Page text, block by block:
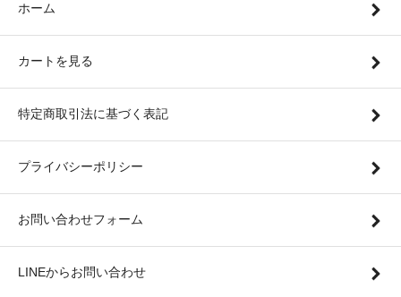
ホーム
カートを見る
特定商取引法に基づく表記
プライバシーポリシー
お問い合わせフォーム
LINEからお問い合わせ